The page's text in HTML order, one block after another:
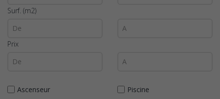
Surf. (m2)
Prix
Ascenseur
Piscine